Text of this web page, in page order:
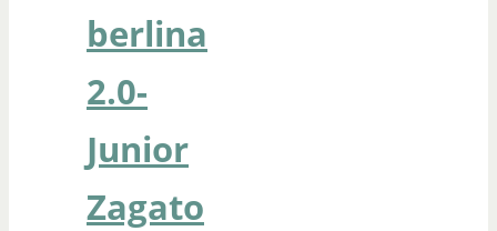
berlina
2.0-
Junior
Zagato